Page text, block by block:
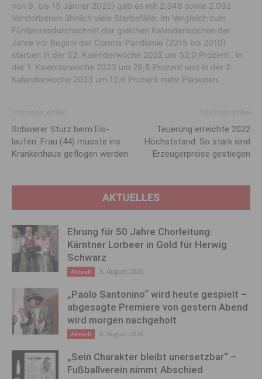
von 9. bis 15 Jänner 2023) gab es mit 2.346 sowie 2.092
Verstorbenen ähnlich viele Sterbefälle. Im Vergleich zum
Fünfjahresdurchschnitt der gleichen Kalenderwochen der
Jahre vor Beginn der Corona-Pandemie (2015 bis 2019)
starben in der 52. Kalenderwoche 2022 um 32,0 Prozent , in
der 1. Kalenderwoche 2023 um 29,8 Prozent und in der 2.
Kalenderwoche 2023 um 12,6 Prozent mehr Personen.
Schwerer Sturz beim Eis­
laufen: Frau (44) musste ins
Kranken­haus geflogen werden
Teuerung erreichte 2022
Höchst­stand: So stark sind
Erzeuger­preise gestiegen
AKTUELLES
Ehrung für 50 Jahre Chorleitung:
Kärntner Lorbeer in Gold für Herwig
Schwarz
Aktuell 8. August 2026
„Paolo Santonino“ wird heute gespielt –
abgesagte Premiere von gestern Abend
wird morgen nachgeholt
Aktuell 8. August 2026
„Sein Charakter bleibt unersetzbar“ –
Fußballverein nimmt Abschied